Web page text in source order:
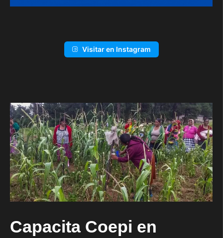
Visitar en Instagram
Capacita Coepi en